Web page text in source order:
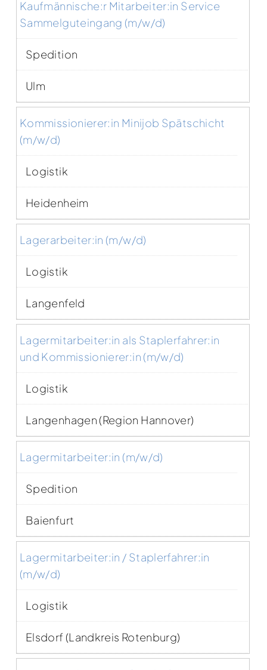
Kaufmännische:r Mitarbeiter:in Service
Sammelguteingang (m/w/d)
Spedition
Ulm
Kommissionierer:in Minijob Spätschicht
(m/w/d)
Logistik
Heidenheim
Lagerarbeiter:in (m/w/d)
Logistik
Langenfeld
Lagermitarbeiter:in als Staplerfahrer:in
und Kommissionierer:in (m/w/d)
Logistik
Langenhagen (Region Hannover)
Lagermitarbeiter:in (m/w/d)
Spedition
Baienfurt
Lagermitarbeiter:in / Staplerfahrer:in
(m/w/d)
Logistik
Elsdorf (Landkreis Rotenburg)